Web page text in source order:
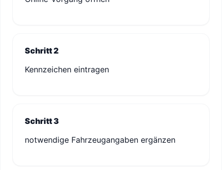
Schritt 2
Kennzeichen eintragen
Schritt 3
notwendige Fahrzeugangaben ergänzen